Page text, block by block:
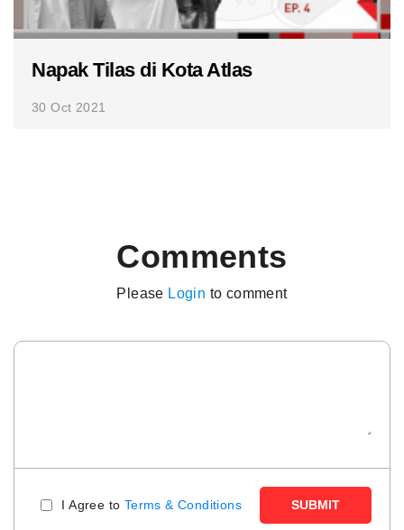
Napak Tilas di Kota Atlas
30 Oct 2021
Comments
Please Login to comment
I Agree to Terms & Conditions SUBMIT